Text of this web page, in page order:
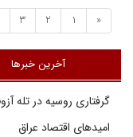
«
1
2
3
آخرین خبرها
گرفتاری روسیه در تله
امیدهای اقتصاد عراق